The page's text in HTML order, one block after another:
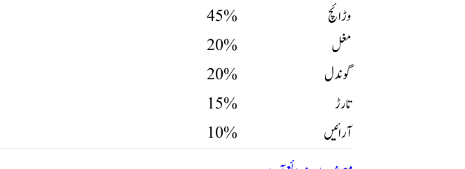
وڑائچ
45%
مغل
20%
گوندل
20%
تارڑ
15%
آرائیں
10%